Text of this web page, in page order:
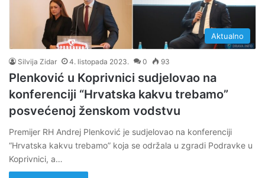
Aktualno
Silvija Zidar 4. listopada 2023. 0 93
Plenković u Koprivnici sudjelovao na
konferenciji “Hrvatska kakvu trebamo”
posvećenoj ženskom vodstvu
Premijer RH Andrej Plenković je sudjelovao na konferenciji
“Hrvatska kakvu trebamo” koja se održala u zgradi Podravke u
Koprivnici, a…